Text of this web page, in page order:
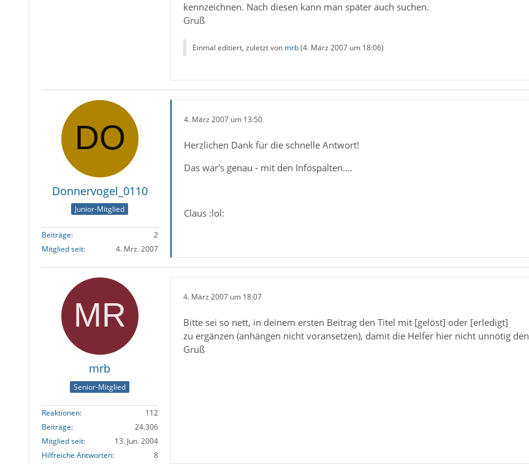
kennzeichnen. Nach diesen kann man später auch suchen.
Gruß
Einmal editiert, zuletzt von mrb(4. März 2007 um 18:06)
Donnervogel_0110
Junior-Mitglied
Beiträge
2
Mitglied seit
4. Mrz. 2007
4. März 2007 um 13:50
Herzlichen Dank für die schnelle Antwort!
Das war's genau - mit den Infospalten....
Claus :lol:
mrb
Senior-Mitglied
Reaktionen
112
Beiträge
24.306
Mitglied seit
13. Jun. 2004
Hilfreiche Antworten
8
4. März 2007 um 18:07
Bitte sei so nett, in deinem ersten Beitrag den Titel mit [gelöst] oder [erledigt]
zu ergänzen (anhängen nicht voransetzen), damit die Helfer hier nicht unnötig
Gruß